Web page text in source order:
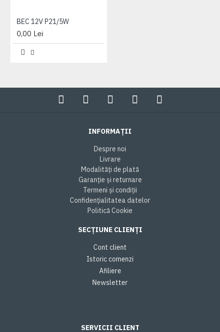
BEC 12V P21/5W
0,00 Lei
INFORMAȚII
Despre noi
Livrare
Modalități de plată
Garanție și returnare
Termeni și condiții
Confidențialitatea datelor
Politică Cookie
SECȚIUNE CLIENȚI
Cont client
Istoric comenzi
Afiliere
Newsletter
SERVICII CLIENT